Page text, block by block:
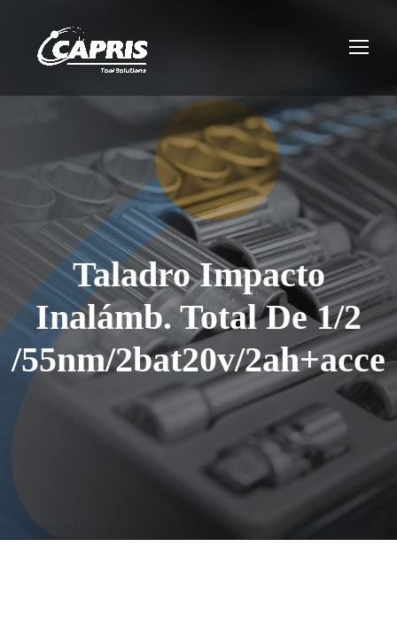
Taladro Impacto
Inalámb. Total De 1/2
/55nm/2bat20v/2ah+acce